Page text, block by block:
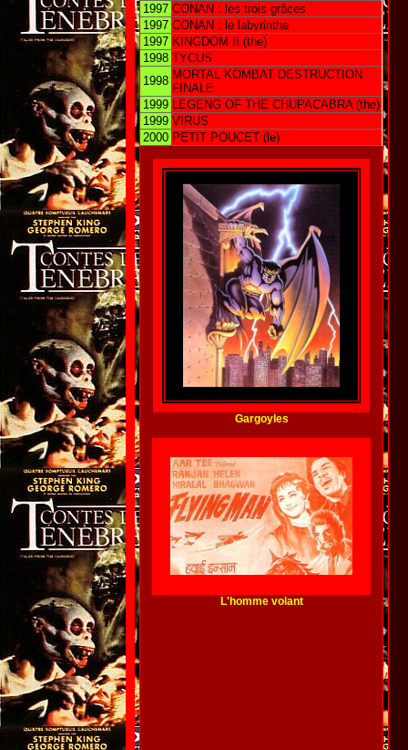
1997 CONAN : les trois grâces
1997 CONAN : le labyrinthe
1997 KINGDOM II (the)
1998 TYCUS
1998 MORTAL KOMBAT DESTRUCTION
FINALE
1999 LEGENG OF THE CHUPACABRA (the)
1999 VIRUS
2000 PETIT POUCET (le)
Gargoyles
L'homme volant